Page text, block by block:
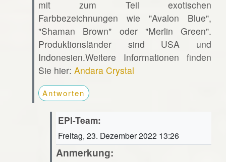
mit zum Teil exotischen
Farbbezeichnungen wie "Avalon Blue",
"Shaman Brown" oder "Merlin Green".
Produktionsländer sind USA und
Indonesien.Weitere Informationen finden
Sie hier: Andara Crystal
Antworten
EPI-Team:
Freitag, 23. Dezember 2022 13:26
Anmerkung: